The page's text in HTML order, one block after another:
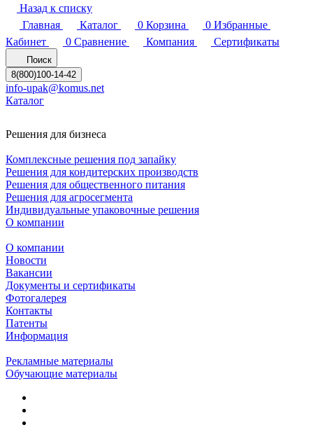
Назад к списку
Главная
Каталог 0 Корзина 0 Избранные
Кабинет
0 Сравнение Компания Сертификаты
Поиск
8(800)100-14-42
info-upak@komus.net
Каталог
Решения для бизнеса
Комплексные решения под запайку
Решения для кондитерских производств
Решения для общественного питания
Решения для агросегмента
Индивидуальные упаковочные решения
О компании
О компании
Новости
Вакансии
Документы и сертификаты
Фотогалерея
Контакты
Патенты
Информация
Рекламные материалы
Обучающие материалы